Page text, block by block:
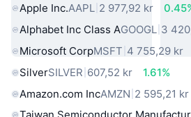
Apple Inc.AAPL 2 977,92 kr
Alphabet Inc Class AGOOGL 3
Microsoft CorpMSFT 4 755,29 kr
SilverSILVER 607,52 kr
1.61%
Amazon.com IncAMZN 2 595,21 kr